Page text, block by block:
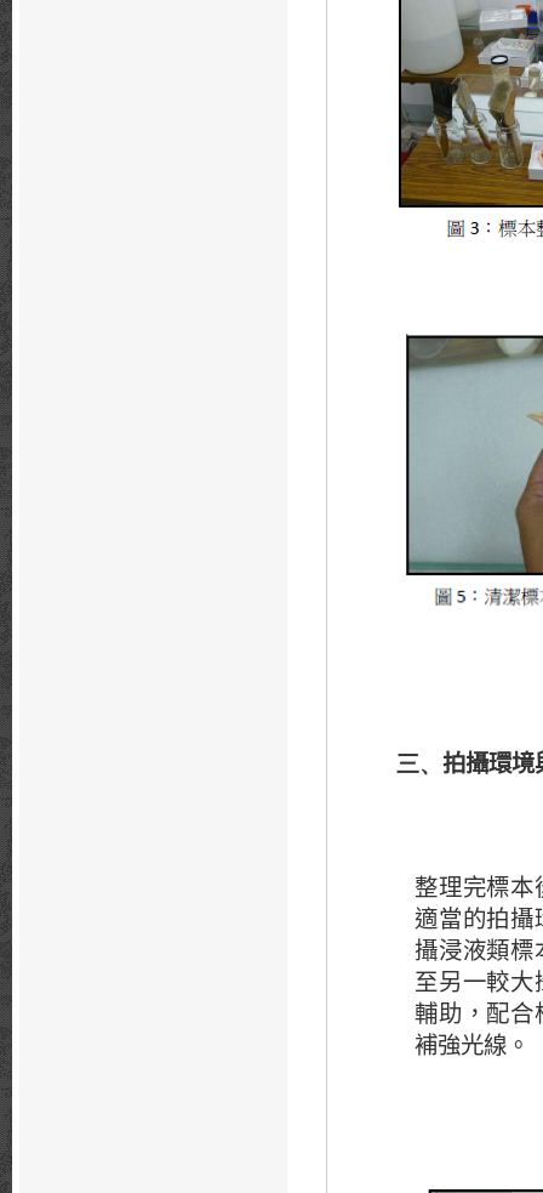
三、拍攝環境
整理完標
適當的拍攝
攝浸液類
至另一較
輔助，配合
補強光線。